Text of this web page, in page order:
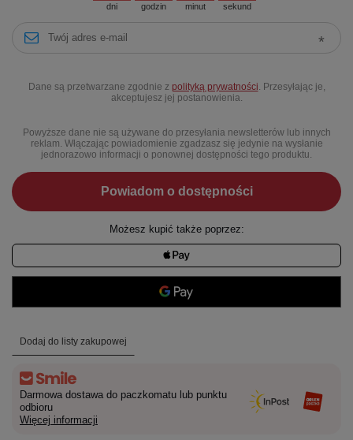
dni godzin minut sekund
Dane są przetwarzane zgodnie z polityką prywatności . Przesyłając je,
akceptujesz jej postanowienia.
Powyższe dane nie są używane do przesyłania newsletterów lub innych
reklam. Włączając powiadomienie zgadzasz się jedynie na wysłanie
jednorazowo informacji o ponownej dostępności tego produktu.
Powiadom o dostępności
Możesz kupić także poprzez:
Dodaj do listy zakupowej
Darmowa dostawa do paczkomatu lub punktu
odbioru
Więcej informacji